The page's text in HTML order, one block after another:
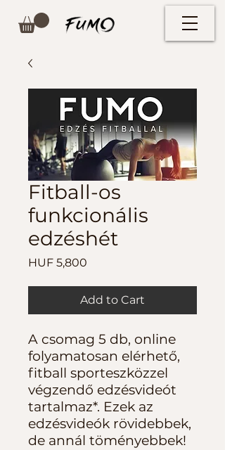
Fitball-os
funkcionális
edzéshét
HUF 5,800
Add to Cart
A csomag 5 db, online
folyamatosan elérhető,
fitball sporteszközzel
végzendő edzésvideót
tartalmaz*. Ezek az
edzésvideók rövidebbek,
de annál töményebbek!